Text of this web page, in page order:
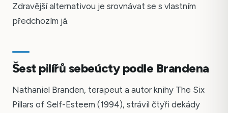
Zdravější alternativou je srovnávat se s vlastním
předchozím já.
Šest pilířů sebeúcty podle Brandena
Nathaniel Branden, terapeut a autor knihy The Six
Pillars of Self-Esteem (1994), strávil čtyři dekády